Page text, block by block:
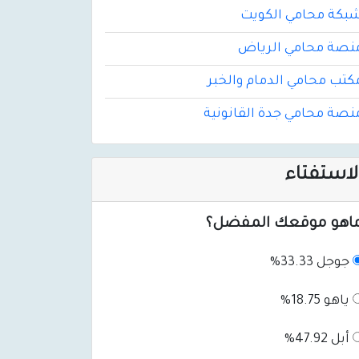
محامي الكويت
محامي الرياض
محامي الدمام والخبر
محامي جدة القانونية
موقعك المفضل؟
جوجل 33.33%
ياهو 18.75%
أبل 47.92%